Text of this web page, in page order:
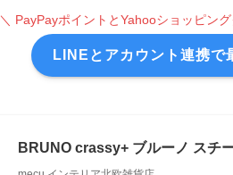
＼ PayPayポイントとYahooショッピン
LINEとアカウント連携で
BRUNO crassy+ ブルーノ スチ